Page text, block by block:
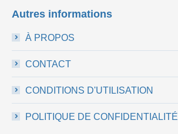
Autres informations
À PROPOS
CONTACT
CONDITIONS D'UTILISATION
POLITIQUE DE CONFIDENTIALITÉ